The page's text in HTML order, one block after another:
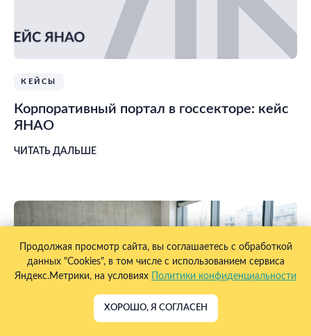
КЕЙСЫ
Корпоративный портал в госсекторе: кейс
ЯНАО
ЧИТАТЬ ДАЛЬШЕ
Продолжая просмотр сайта, вы соглашаетесь с обработкой
данных "Cookies", в том числе с использованием сервиса
Яндекс.Метрики, на условиях
Политики конфиденциальности
ХОРОШО, Я СОГЛАСЕН